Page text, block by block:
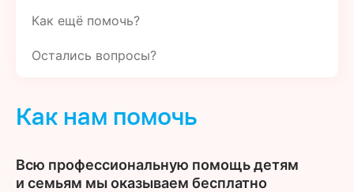
Как ещё помочь?
Остались вопросы?
Как нам помочь
Всю профессиональную помощь детям
и семьям мы оказываем бесплатно